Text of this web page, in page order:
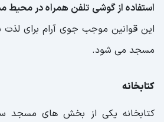
استفاده از گوشی تلفن همراه در محیط
این قوانین موجب جوی آرام برای لذت
مسجد می شود.
کتابخانه
کتابخانه یکی از بخش های مسجد